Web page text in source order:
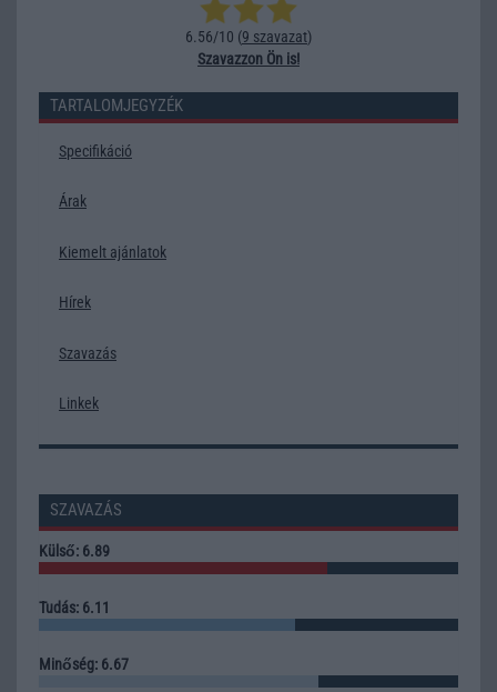
6.56/10 (9 szavazat)
Szavazzon Ön is!
TARTALOMJEGYZÉK
Specifikáció
Árak
Kiemelt ajánlatok
Hírek
Szavazás
Linkek
SZAVAZÁS
Külső: 6.89
Tudás: 6.11
Minőség: 6.67